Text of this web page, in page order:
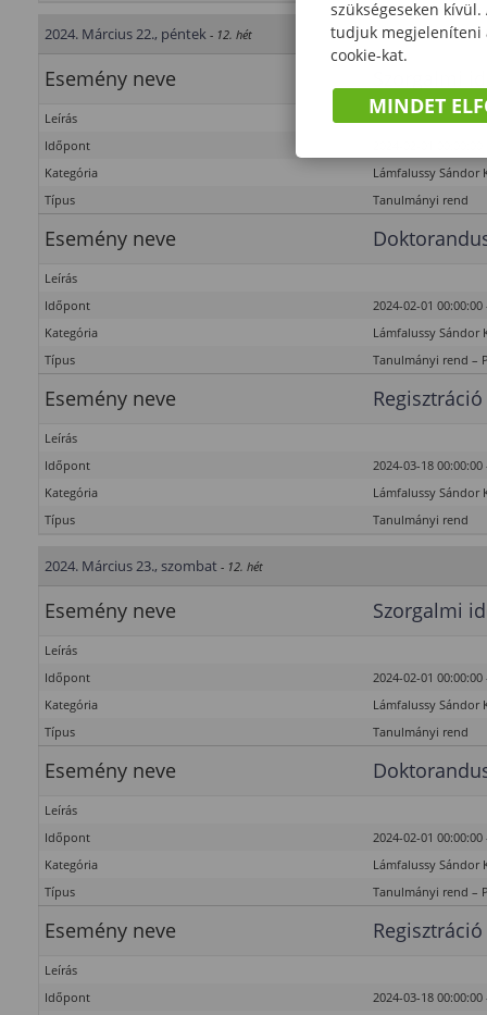
2024. Március 22., péntek - 12. hét
Esemény neve
Leírás
Időpont
Kategória
Lámfalussy Sándor
Típus
Tanulmányi rend
Esemény neve
Leírás
Időpont
2024-02-01
Kategória
Lámfalussy Sándor
Típus
Tanulmányi rend –
Esemény neve
Leírás
Időpont
2024-03-18
Kategória
Lámfalussy Sándor
Típus
Tanulmányi rend
2024. Március 23., szombat - 12. hét
Esemény neve Szorgalmi
Leírás
Időpont
2024-02-01
Kategória
Lámfalussy Sándor
Típus
Tanulmányi rend
Esemény neve
Leírás
Időpont
2024-02-01
Kategória
Lámfalussy Sándor
Típus
Tanulmányi rend –
Esemény neve
Leírás
Időpont
2024-03-18
szükségeseken
tudjuk megjeleníteni
cookie-kat.
MINDET